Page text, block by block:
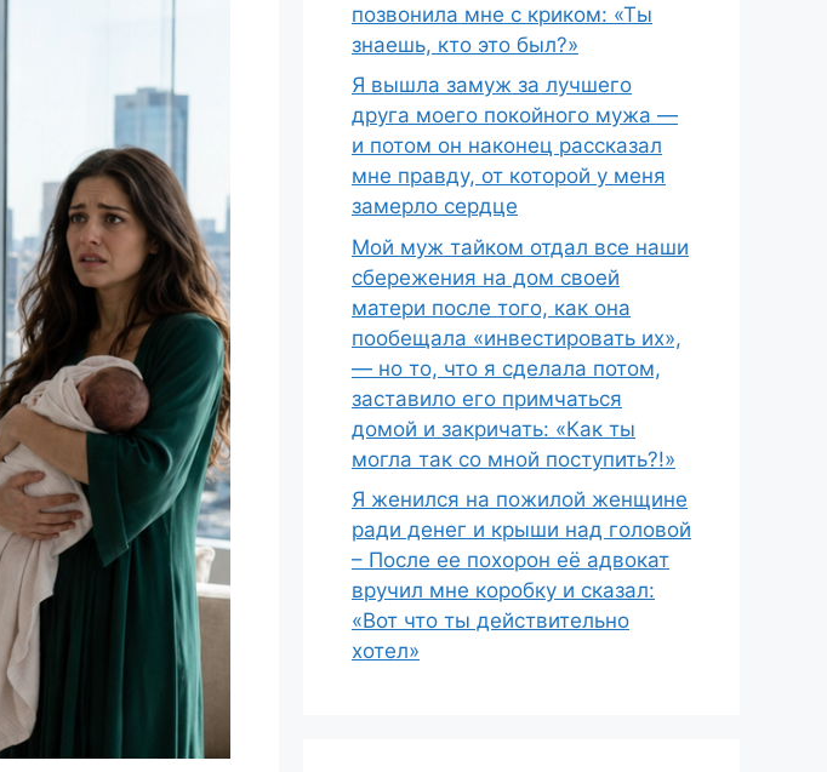
позвонила мне с криком: «Ты
знаешь, кто это был?»
Я вышла замуж за лучшего
друга моего покойного мужа —
и потом он наконец рассказал
мне правду, от которой у меня
замерло сердце
Мой муж тайком отдал все наши
сбережения на дом своей
матери после того, как она
пообещала «инвестировать их»,
— но то, что я сделала потом,
заставило его примчаться
домой и закричать: «Как ты
могла так со мной поступить?!»
Я женился на пожилой женщине
ради денег и крыши над головой
– После ее похорон её адвокат
вручил мне коробку и сказал:
«Вот что ты действительно
хотел»